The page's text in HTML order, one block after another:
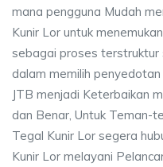
mana pengguna Mudah
Kunir Lor untuk
sebagai proses terstruktur
dalam memilih
JTB menjadi Keterbaikan
dan Benar, Untuk Teman-
Tegal Kunir Lor segera
Kunir Lor melayani